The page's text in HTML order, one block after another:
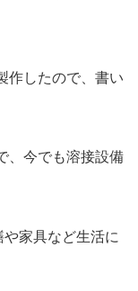
作したので、書い
、今でも溶接設備
家具など生活に